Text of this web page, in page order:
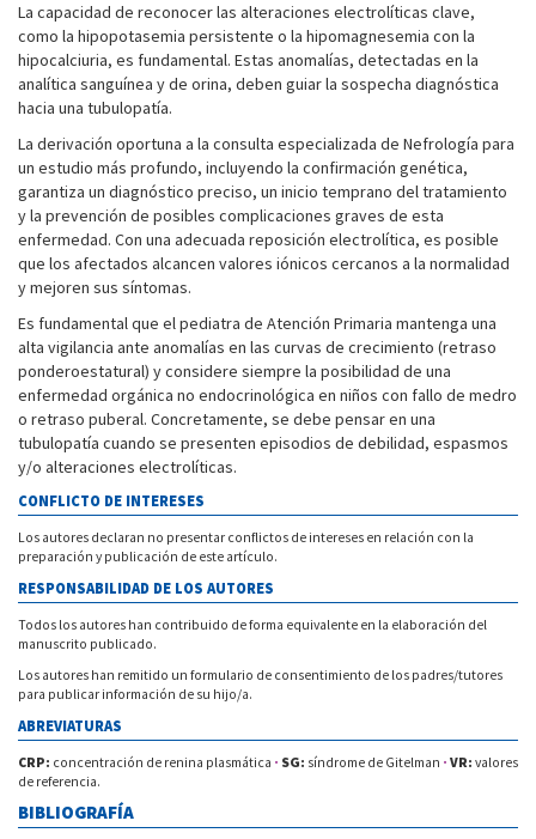
La capacidad de reconocer las alteraciones electrolíticas clave,
como la hipopotasemia persistente o la hipomagnesemia con la
hipocalciuria, es fundamental. Estas anomalías, detectadas en la
analítica sanguínea y de orina, deben guiar la sospecha diagnóstica
hacia una tubulopatía.
La derivación oportuna a la consulta especializada de Nefrología para
un estudio más profundo, incluyendo la confirmación genética,
garantiza un diagnóstico preciso, un inicio temprano del tratamiento
y la prevención de posibles complicaciones graves de esta
enfermedad. Con una adecuada reposición electrolítica, es posible
que los afectados alcancen valores iónicos cercanos a la normalidad
y mejoren sus síntomas.
Es fundamental que el pediatra de Atención Primaria mantenga una
alta vigilancia ante anomalías en las curvas de crecimiento (retraso
ponderoestatural) y considere siempre la posibilidad de una
enfermedad orgánica no endocrinológica en niños con fallo de medro
o retraso puberal. Concretamente, se debe pensar en una
tubulopatía cuando se presenten episodios de debilidad, espasmos
y/o alteraciones electrolíticas.
CONFLICTO DE INTERESES
Los autores declaran no presentar conflictos de intereses en relación con la
preparación y publicación de este artículo.
RESPONSABILIDAD DE LOS AUTORES
Todos los autores han contribuido de forma equivalente en la elaboración del
manuscrito publicado.
Los autores han remitido un formulario de consentimiento de los padres/tutores
para publicar información de su hijo/a.
ABREVIATURAS
CRP: concentración de renina plasmática · SG: síndrome de Gitelman · VR: valores
de referencia.
BIBLIOGRAFÍA